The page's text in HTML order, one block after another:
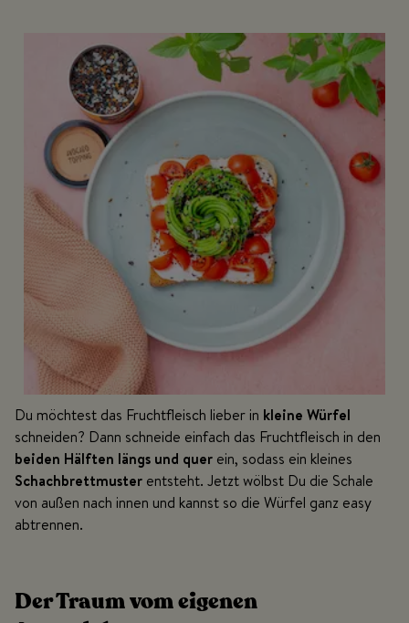
Du möchtest das Fruchtfleisch lieber in kleine Würfel
schneiden? Dann schneide einfach das Fruchtfleisch in den
beiden Hälften längs und quer ein, sodass ein kleines
Schachbrettmuster entsteht. Jetzt wölbst Du die Schale
von außen nach innen und kannst so die Würfel ganz easy
abtrennen.
Der Traum vom eigenen